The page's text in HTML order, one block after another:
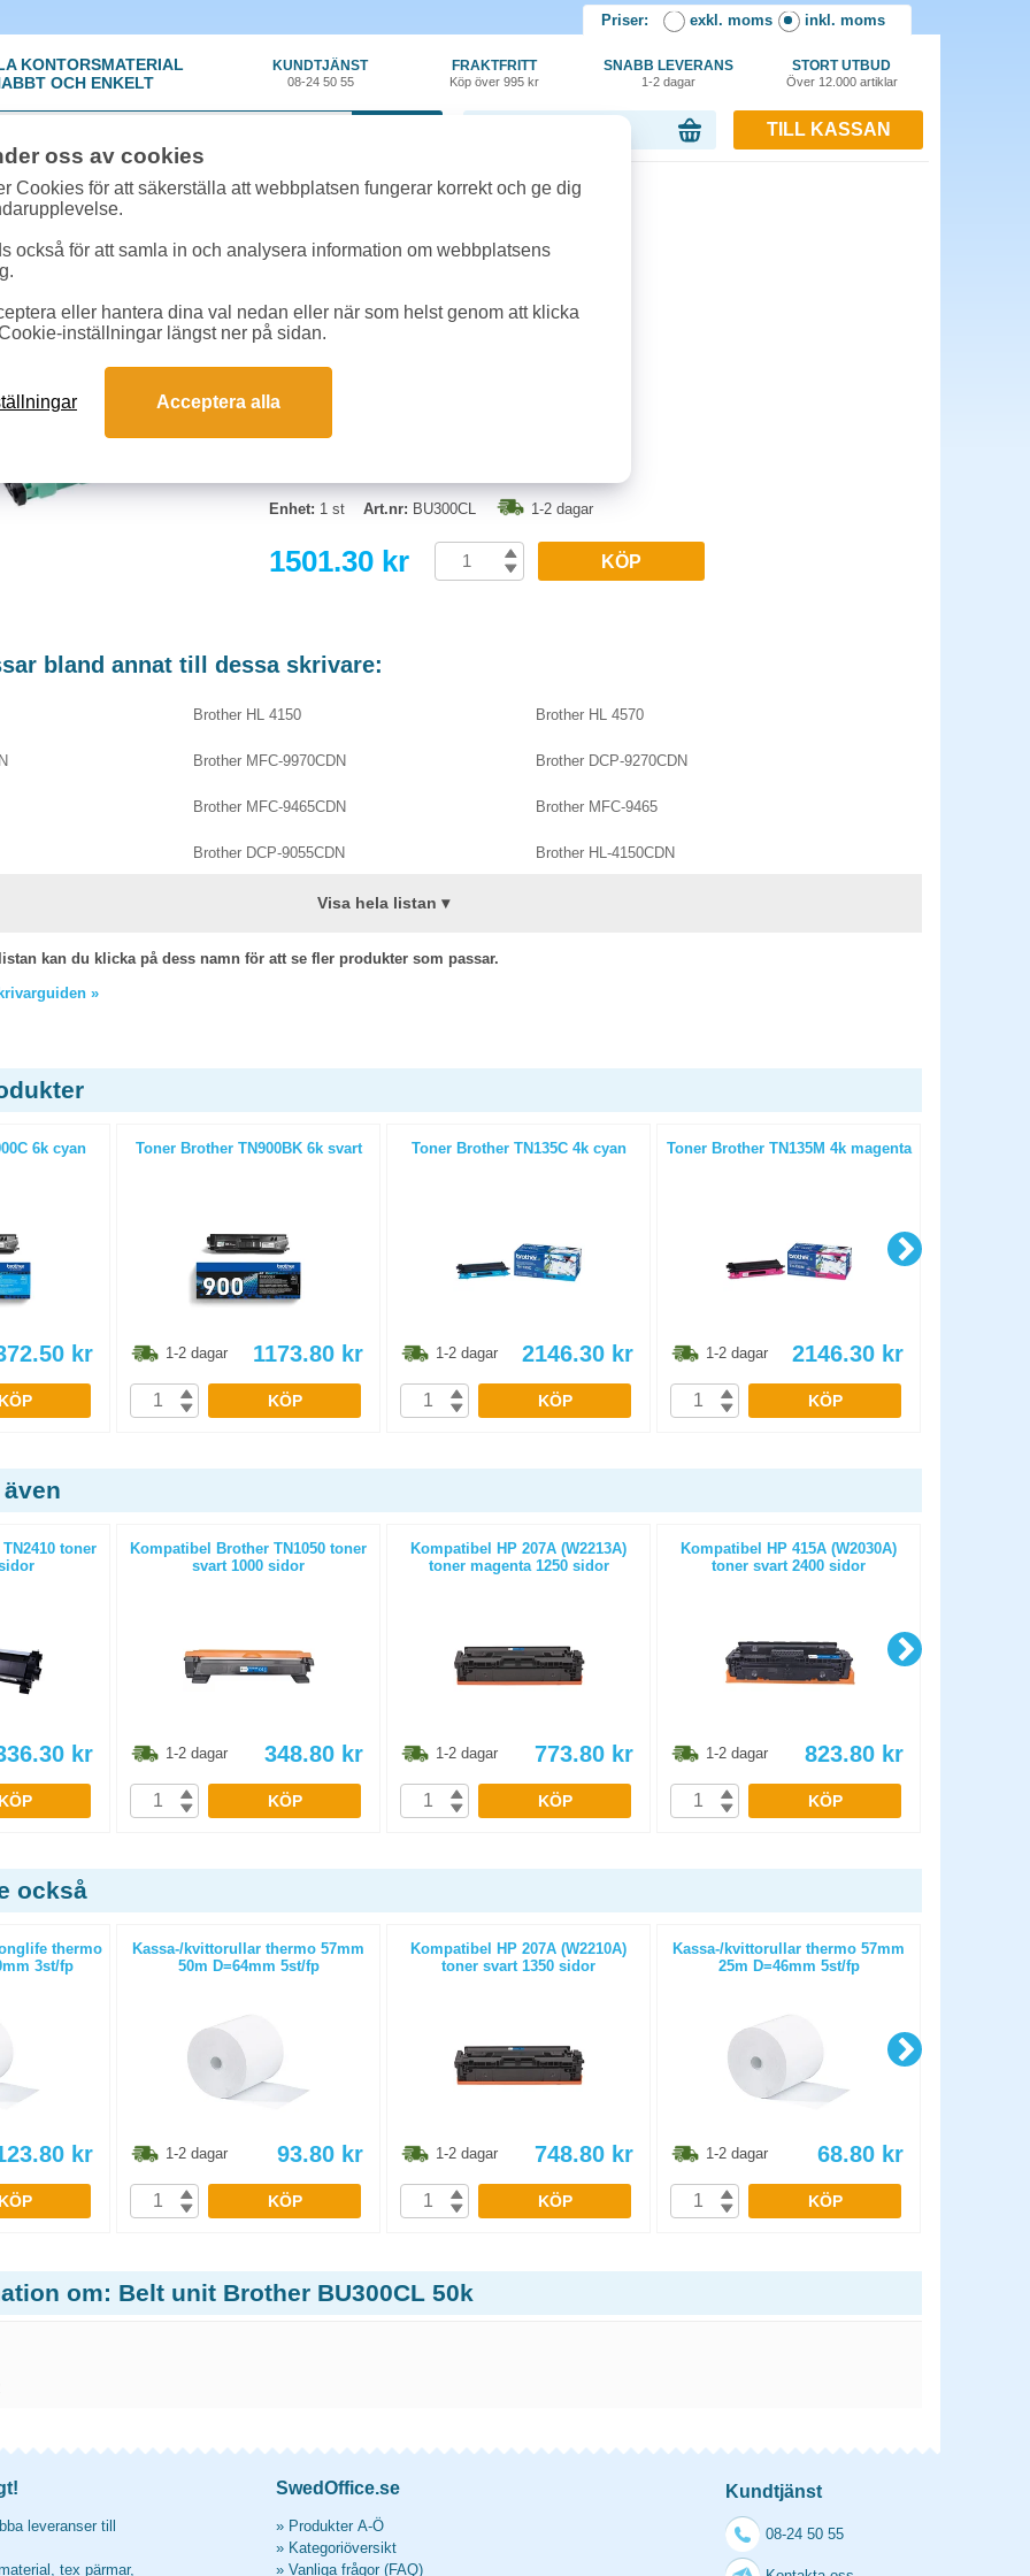
Priser: exkl. moms inkl. moms
KONTORSMATERIAL
OCH ENKELT
KUNDTJÄNST
08-24 50 55
FRAKTFRITT
Köp över 995 kr
SNABB LEVERANS
1-2 dagar
STORT UTBUD
Över 12.000 artiklar
TILL KASSAN
Förbrukning»Toner Brother» Belt unit Brother BU300CL 50k
Belt unit Brother BU300CL 50k
Enhet: 1 st Art.nr: BU300CL 1-2 dagar
1501.30 kr KÖP
bland annat till dessa skrivare:
Brother HL 4150 Brother HL 4570
Brother MFC-9970CDN Brother DCP-9270CDN
Brother MFC-9465CDN Brother MFC-9465
Brother DCP-9055CDN Brother HL-4150CDN
Visa hela listan ▾
kan du klicka på dess namn för att se fler produkter som passar.
»
6k cyan
kr
KÖP
Toner Brother TN900BK 6k svart
1-2 dagar 1173.80 kr
KÖP
Toner Brother TN135C 4k cyan
1-2 dagar 2146.30 kr
KÖP
Toner Brother TN135M 4k magenta
1-2 dagar 2146.30 kr
KÖP
toner
kr
KÖP
Kompatibel Brother TN1050 toner
svart 1000 sidor
1-2 dagar 348.80 kr
KÖP
Kompatibel HP 207A (W2213A)
toner magenta 1250 sidor
1-2 dagar 773.80 kr
KÖP
Kompatibel HP 415A (W2030A)
toner svart 2400 sidor
1-2 dagar 823.80 kr
KÖP
också
thermo
3st/fp
kr
KÖP
Kassa-/kvittorullar thermo 57mm
50m D=64mm 5st/fp
1-2 dagar 93.80 kr
KÖP
Kompatibel HP 207A (W2210A)
toner svart 1350 sidor
1-2 dagar 748.80 kr
KÖP
Kassa-/kvittorullar thermo 57mm
25m D=46mm 5st/fp
1-2 dagar 68.80 kr
KÖP
om: Belt unit Brother BU300CL 50k
leveranser till
tex pärmar,
SwedOffice.se
» Produkter A-Ö
» Kategoriöversikt
» Vanliga frågor (FAQ)
Kundtjänst
08-24 50 55
oss av cookies
Cookies för att säkerställa att webbplatsen fungerar korrekt och ge dig
också för att samla in och analysera information om webbplatsens
eller hantera dina val nedan eller när som helst genom att klicka
inställningar längst ner på sidan.
Acceptera alla